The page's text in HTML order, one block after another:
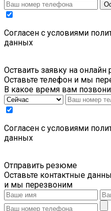
Cогласен с условиями
данных
Остваить заявку на онлайн
Оставьте телефон и мы
В какое время вам
Cогласен с условиями
данных
Отправить резюме
Оставьте контактные
и мы перезвоним